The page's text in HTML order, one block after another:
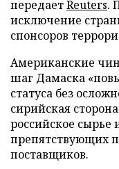
передаетReuters.
исключение
спонсоров
Американские
шаг Дамаска
статуса без
сирийская
российское
препятствующих
поставщиков.